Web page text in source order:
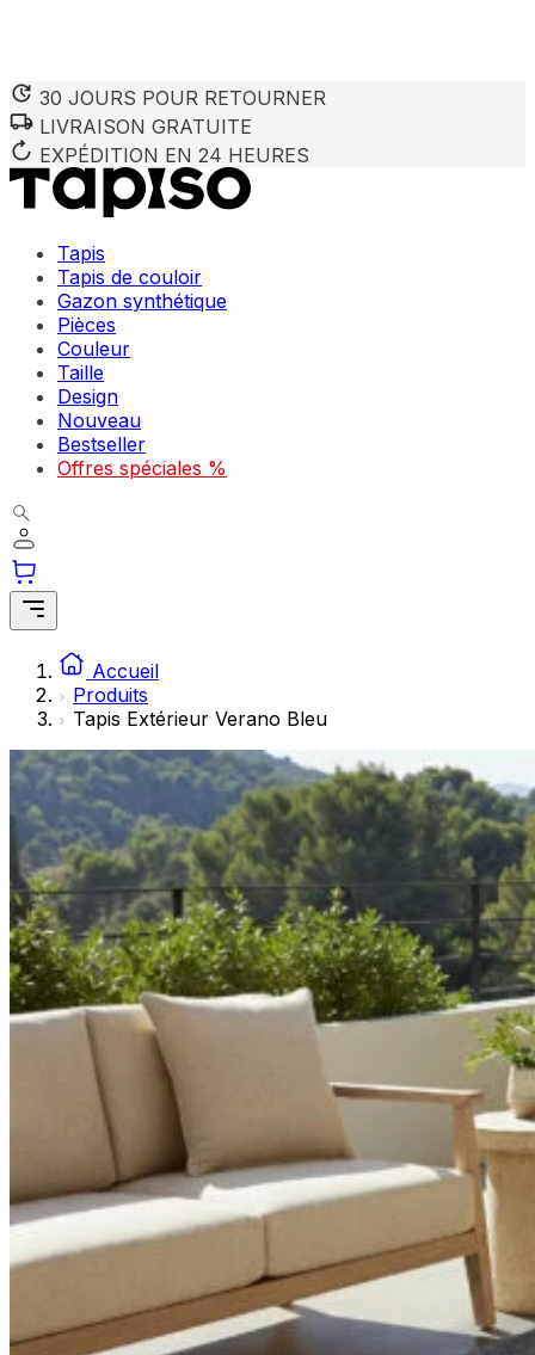
30 JOURS POUR RETOURNER
LIVRAISON GRATUITE
EXPÉDITION EN 24 HEURES
Tapis
Tapis de couloir
Gazon synthétique
Pièces
Couleur
Taille
Design
Nouveau
Bestseller
Offres spéciales %
Accueil
Produits
Tapis Extérieur Verano Bleu
Nous utilisons des cookies pour personnaliser le contenu
partenaires peuvent combiner ces informations avec
utilisation de leurs services.
Les cookies indispensables sont cruciaux pour les
Les cookies liés aux préférences permettent au site de
comme votre langue préférée ou la région dans laquelle
Les cookies marketing sont utilisés pour suivre les
engageantes pour l'utilisateur individuel et, par
Les cookies non classés sont des cookies qui sont en